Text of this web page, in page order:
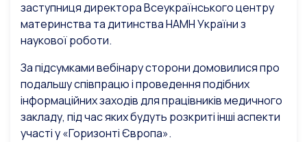
заступниця директора Всеукраїнського центру
материнства та дитинства НАМН України з
наукової роботи.
За підсумками вебінару сторони домовилися про
подальшу співпрацю і проведення подібних
інформаційних заходів для працівників медичного
закладу, під час яких будуть розкриті інші аспекти
участі у «Горизонті Європа».